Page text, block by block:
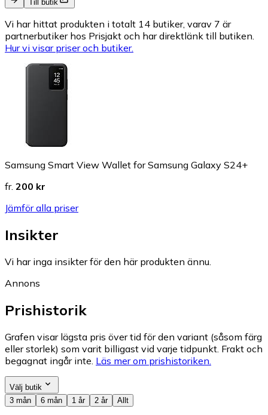
Till butik
Vi har hittat produkten i totalt 14 butiker, varav 7 är
partnerbutiker hos Prisjakt och har direktlänk till butiken.
Hur vi visar priser och butiker.
Samsung Smart View Wallet for Samsung Galaxy S24+
fr. 200 kr
Jämför alla priser
Insikter
Vi har inga insikter för den här produkten ännu.
Annons
Prishistorik
Grafen visar lägsta pris över tid för den variant (såsom färg
eller storlek) som varit billigast vid varje tidpunkt. Frakt och
begagnat ingår inte. Läs mer om prishistoriken.
Välj butik
3 mån
6 mån 1 år 2 år Allt